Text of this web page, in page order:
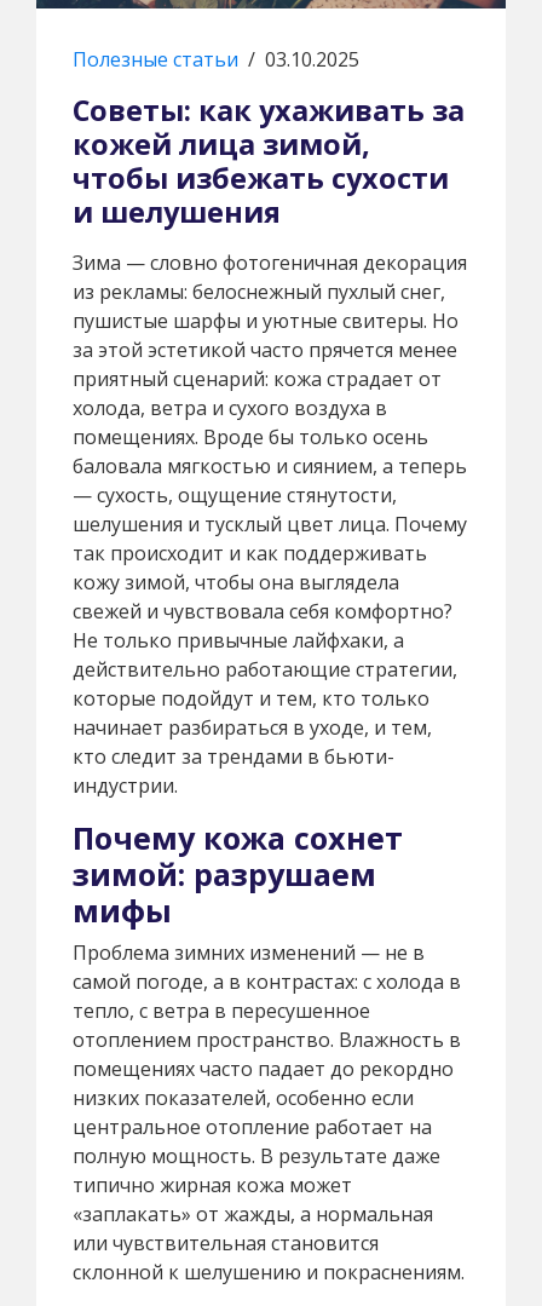
Полезные статьи / 03.10.2025
Советы: как ухаживать за
кожей лица зимой,
чтобы избежать сухости
и шелушения
Зима — словно фотогеничная декорация
из рекламы: белоснежный пухлый снег,
пушистые шарфы и уютные свитеры. Но
за этой эстетикой часто прячется менее
приятный сценарий: кожа страдает от
холода, ветра и сухого воздуха в
помещениях. Вроде бы только осень
баловала мягкостью и сиянием, а теперь
— сухость, ощущение стянутости,
шелушения и тусклый цвет лица. Почему
так происходит и как поддерживать
кожу зимой, чтобы она выглядела
свежей и чувствовала себя комфортно?
Не только привычные лайфхаки, а
действительно работающие стратегии,
которые подойдут и тем, кто только
начинает разбираться в уходе, и тем,
кто следит за трендами в бьюти-
индустрии.
Почему кожа сохнет
зимой: разрушаем
мифы
Проблема зимних изменений — не в
самой погоде, а в контрастах: с холода в
тепло, с ветра в пересушенное
отоплением пространство. Влажность в
помещениях часто падает до рекордно
низких показателей, особенно если
центральное отопление работает на
полную мощность. В результате даже
типично жирная кожа может
«заплакать» от жажды, а нормальная
или чувствительная становится
склонной к шелушению и покраснениям.